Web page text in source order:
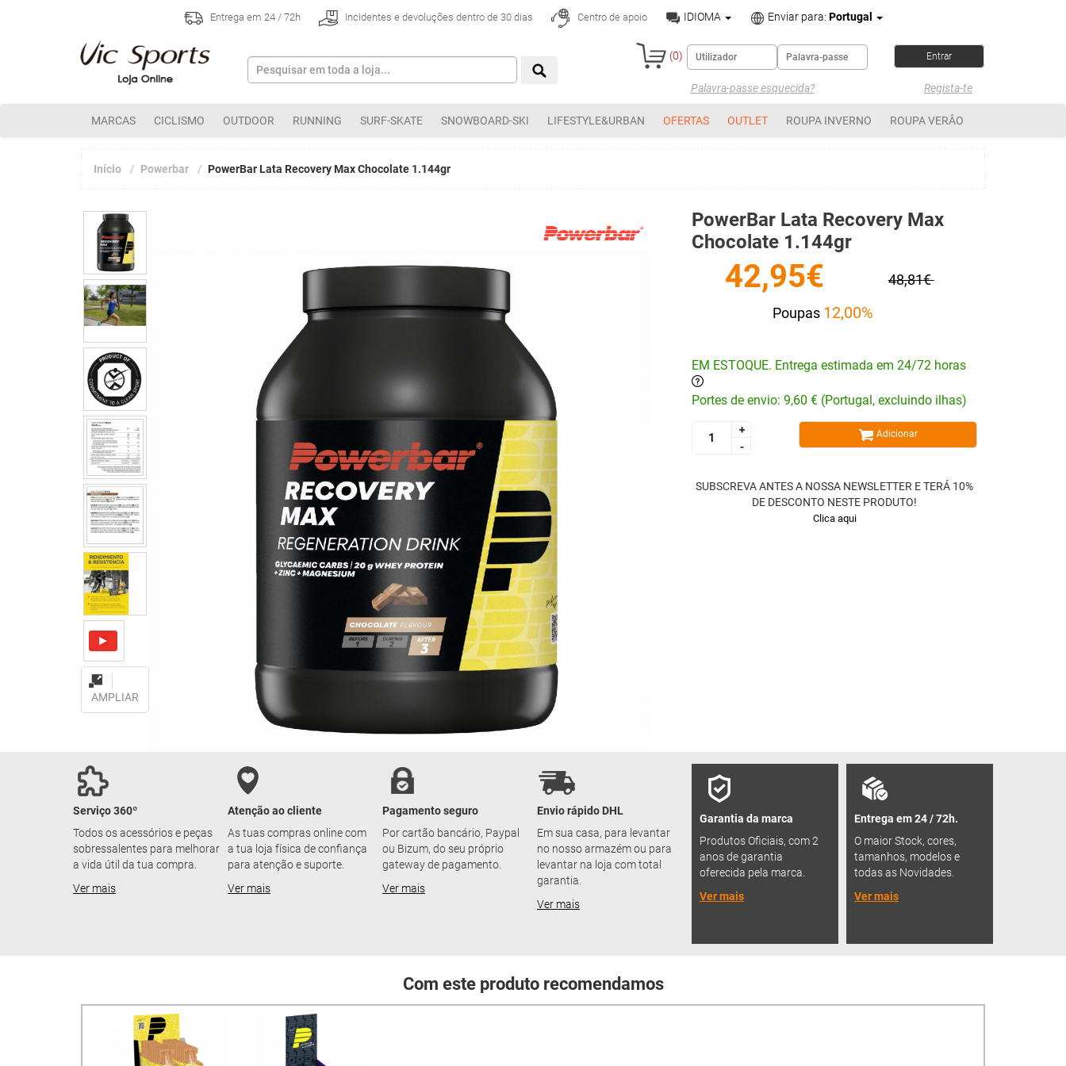
Entrega em 24 / 72h Incidentes e devoluções dentro de 30 dias Centro de apoio IDIOMA Enviar para: Portugal
(0)
Palavra-passe esquecida? Regista-te
MARCAS CICLISMO OUTDOOR RUNNING SURF-SKATE SNOWBOARD-SKI LIFESTYLE&URBAN OFERTAS OUTLET ROUPA INVERNO ROUPA VERÂO
Início Powerbar PowerBar Lata Recovery Max Chocolate 1.144gr
AMPLIAR
PowerBar Lata Recovery Max
Chocolate 1.144gr
42,95€
48,81€
Poupas 12,00%
EM ESTOQUE. Entrega estimada em 24/72 horas
Portes de envio: 9,60 € (Portugal, excluindo ilhas)
+
-
+
-
Adicionar
SUBSCREVA ANTES A NOSSA NEWSLETTER E TERÁ 10%
DE DESCONTO NESTE PRODUTO!
Clica aqui
Serviço 360º
Todos os acessórios e peças
sobressalentes para melhorar
a vida útil da tua compra.
Ver mais
Atenção ao cliente
As tuas compras online com
a tua loja física de confiança
para atenção e suporte.
Ver mais
Pagamento seguro
Por cartão bancário, Paypal
ou Bizum, do seu próprio
gateway de pagamento.
Ver mais
Envio rápido DHL
Em sua casa, para levantar
no nosso armazém ou para
levantar na loja com total
garantia.
Ver mais
Garantia da marca
Produtos Oficiais, com 2
anos de garantia
oferecida pela marca.
Ver mais
Entrega em 24 / 72h.
O maior Stock, cores,
tamanhos, modelos e
todas as Novidades.
Ver mais
Com este produto recomendamos